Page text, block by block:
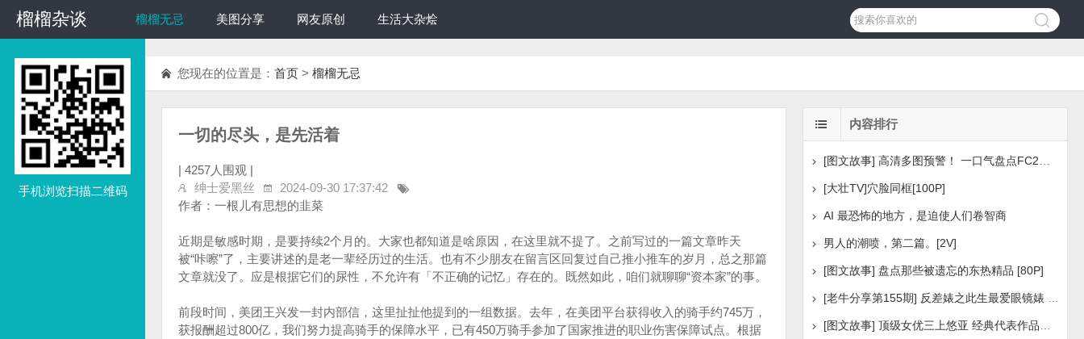
榴榴杂谈
榴榴杂谈 榴榴无忌 美图分享 网友原创 生活大杂烩
手机浏览扫描二维码
您现在的位置是： 首页 > 榴榴无忌
一切的尽头，是先活着
| 4257人围观 |
绅士爱黑丝
2024-09-30 17:37:42
作者：一根儿有思想的韭菜
近期是敏感时期，是要持续2个月的。大家也都知道是啥原因，在这里就不提了。之前写过的一篇文章昨天
被“咔嚓”了，主要讲述的是老一辈经历过的生活。也有不少朋友在留言区回复过自己推小推车的岁月，总之那篇
文章就没了。应是根据它们的尿性，不允许有「不正确的记忆」存在的。既然如此，咱们就聊聊“资本家”的事。
前段时间，美团王兴发一封内部信，这里扯扯他提到的一组数据。去年，在美团平台获得收入的骑手约745万，
获报酬超过800亿，我们努力提高骑手的保障水平，已有450万骑手参加了国家推进的职业伤害保障试点。根据
内容排行
[大壮TV]穴脸同框[100P]
AI 最恐怖的地方，是迫使人们卷智商
男人的潮喷，第二篇。[2V]
[图文故事] 盘点那些被遗忘的东热精品 [80P]